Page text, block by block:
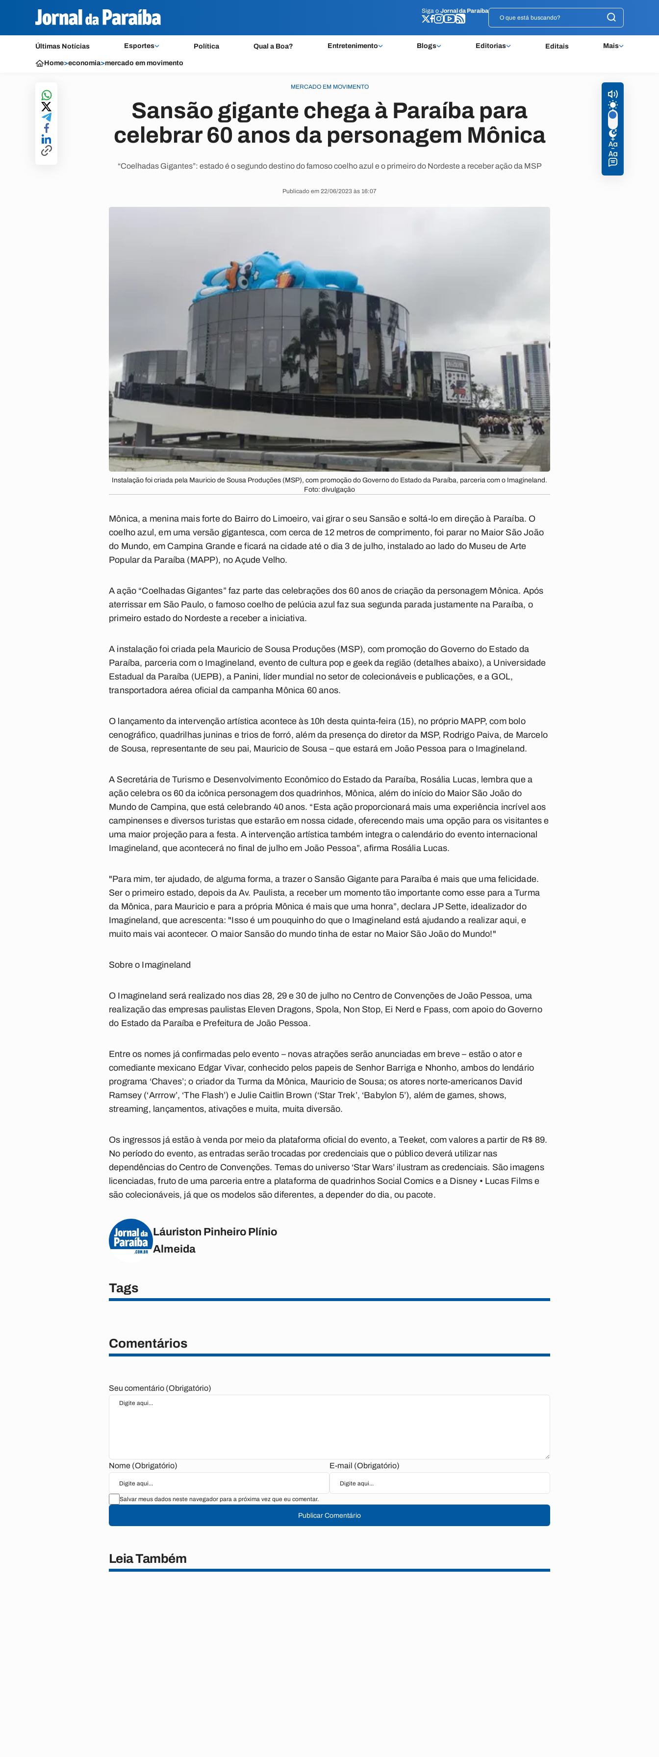
Siga o Jornal da Paraíba
Últimas Notícias Esportes Política Qual a Boa? Entretenimento Blogs Editorias Editais Mais
Siga o Jornal da Paraíba
Home>economia>mercado em movimento
MERCADO EM MOVIMENTO
Sansão gigante chega à Paraíba para
celebrar 60 anos da personagem Mônica
“Coelhadas Gigantes”: estado é o segundo destino do famoso coelho azul e o primeiro do Nordeste a receber ação da MSP
Publicado em 22/06/2023 às 16:07
Instalação foi criada pela Mauricio de Sousa Produções (MSP), com promoção do Governo do Estado da Paraíba, parceria com o Imagineland.
Foto: divulgação
Mônica, a menina mais forte do Bairro do Limoeiro, vai girar o seu Sansão e soltá-lo em direção à Paraíba. O
coelho azul, em uma versão gigantesca, com cerca de 12 metros de comprimento, foi parar no Maior São João
do Mundo, em Campina Grande e ficará na cidade até o dia 3 de julho, instalado ao lado do Museu de Arte
Popular da Paraíba (MAPP), no Açude Velho.
A ação “Coelhadas Gigantes” faz parte das celebrações dos 60 anos de criação da personagem Mônica. Após
aterrissar em São Paulo, o famoso coelho de pelúcia azul faz sua segunda parada justamente na Paraíba, o
primeiro estado do Nordeste a receber a iniciativa.
A instalação foi criada pela Mauricio de Sousa Produções (MSP), com promoção do Governo do Estado da
Paraíba, parceria com o Imagineland, evento de cultura pop e geek da região (detalhes abaixo), a Universidade
Estadual da Paraíba (UEPB), a Panini, líder mundial no setor de colecionáveis e publicações, e a GOL,
transportadora aérea oficial da campanha Mônica 60 anos.
O lançamento da intervenção artística acontece às 10h desta quinta-feira (15), no próprio MAPP, com bolo
cenográfico, quadrilhas juninas e trios de forró, além da presença do diretor da MSP, Rodrigo Paiva, de Marcelo
de Sousa, representante de seu pai, Mauricio de Sousa – que estará em João Pessoa para o Imagineland.
A Secretária de Turismo e Desenvolvimento Econômico do Estado da Paraíba, Rosália Lucas, lembra que a
ação celebra os 60 da icônica personagem dos quadrinhos, Mônica, além do início do Maior São João do
Mundo de Campina, que está celebrando 40 anos. “Esta ação proporcionará mais uma experiência incrível aos
campinenses e diversos turistas que estarão em nossa cidade, oferecendo mais uma opção para os visitantes e
uma maior projeção para a festa. A intervenção artística também integra o calendário do evento internacional
Imagineland, que acontecerá no final de julho em João Pessoa”, afirma Rosália Lucas.
"Para mim, ter ajudado, de alguma forma, a trazer o Sansão Gigante para Paraíba é mais que uma felicidade.
Ser o primeiro estado, depois da Av. Paulista, a receber um momento tão importante como esse para a Turma
da Mônica, para Mauricio e para a própria Mônica é mais que uma honra”, declara JP Sette, idealizador do
Imagineland, que acrescenta: "Isso é um pouquinho do que o Imagineland está ajudando a realizar aqui, e
muito mais vai acontecer. O maior Sansão do mundo tinha de estar no Maior São João do Mundo!"
Sobre o Imagineland
O Imagineland será realizado nos dias 28, 29 e 30 de julho no Centro de Convenções de João Pessoa, uma
realização das empresas paulistas Eleven Dragons, Spola, Non Stop, Ei Nerd e Fpass, com apoio do Governo
do Estado da Paraíba e Prefeitura de João Pessoa.
Entre os nomes já confirmadas pelo evento – novas atrações serão anunciadas em breve – estão o ator e
comediante mexicano Edgar Vivar, conhecido pelos papeis de Senhor Barriga e Nhonho, ambos do lendário
programa ‘Chaves’; o criador da Turma da Mônica, Mauricio de Sousa; os atores norte-americanos David
Ramsey (‘Arrrow’, ‘The Flash’) e Julie Caitlin Brown (‘Star Trek’, ‘Babylon 5’), além de games, shows,
streaming, lançamentos, ativações e muita, muita diversão.
Os ingressos já estão à venda por meio da plataforma oficial do evento, a Teeket, com valores a partir de R$ 89.
No período do evento, as entradas serão trocadas por credenciais que o público deverá utilizar nas
dependências do Centro de Convenções. Temas do universo ‘Star Wars’ ilustram as credenciais. São imagens
licenciadas, fruto de uma parceria entre a plataforma de quadrinhos Social Comics e a Disney • Lucas Films e
são colecionáveis, já que os modelos são diferentes, a depender do dia, ou pacote.
Láuriston Pinheiro Plínio
Almeida
Tags
Comentários
Seu comentário (Obrigatório)
Nome (Obrigatório) E-mail (Obrigatório)
Salvar meus dados neste navegador para a próxima vez que eu comentar.
Publicar Comentário
Leia Também